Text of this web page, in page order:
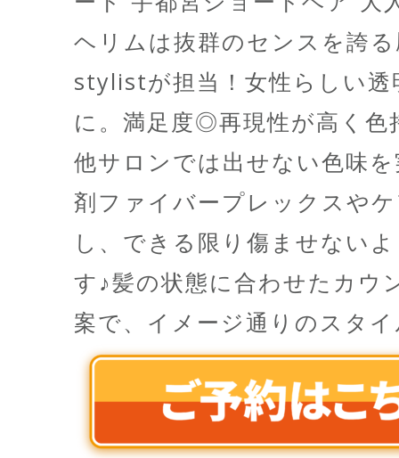
ヘリムは抜群のセンスを誇
stylistが担当！女性らしい透
に。満足度◎再現性が高く色
他サロンでは出せない色味
剤ファイバープレックスや
し、できる限り傷ませない
す♪髪の状態に合わせたカウ
案で、イメージ通りのスタ